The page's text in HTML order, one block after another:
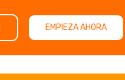
EMPIEZA AHORA